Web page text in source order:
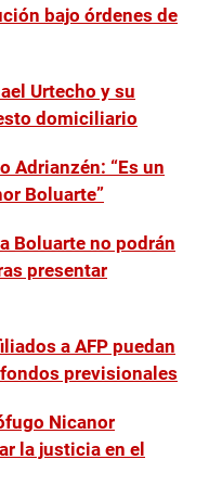
bajo órdenes de
Urtecho y su
domiciliario
Adrianzén: “Es un
Boluarte”
Boluarte no podrán
presentar
a AFP puedan
previsionales
Nicanor
la justicia en el